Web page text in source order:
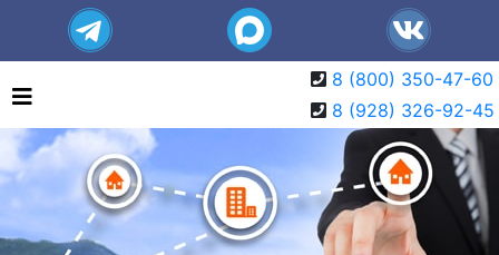
8 (800) 350-47-60
8 (928) 326-92-45